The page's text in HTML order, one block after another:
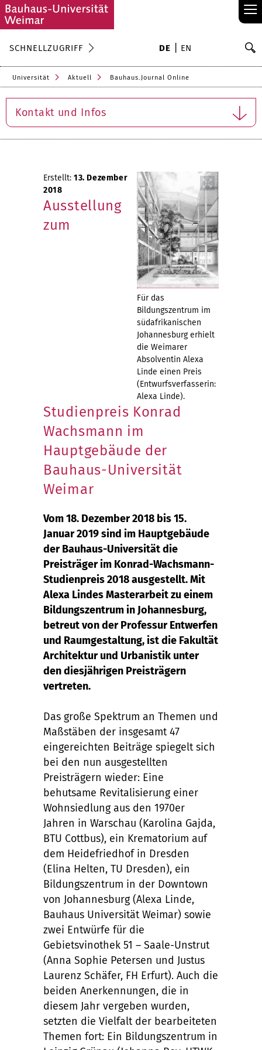
≡
SCHNELLZUGRIFF DE EN
Universität Aktuell Bauhaus.Journal Online
Kontakt und Infos
Für das
Bildungszentrum im
südafrikanischen
Johannesburg erhielt
die Weimarer
Absolventin Alexa
Linde einen Preis
(Entwurfsverfasserin:
Alexa Linde).
Erstellt: 13. Dezember
2018
Ausstellung
zum
Studienpreis Konrad
Wachsmann im
Hauptgebäude der
Bauhaus-Universität
Weimar
Vom 18. Dezember 2018 bis 15.
Januar 2019 sind im Hauptgebäude
der Bauhaus-Universität die
Preisträger im Konrad-Wachsmann-
Studienpreis 2018 ausgestellt. Mit
Alexa Lindes Masterarbeit zu einem
Bildungszentrum in Johannesburg,
betreut von der Professur Entwerfen
und Raumgestaltung, ist die Fakultät
Architektur und Urbanistik unter
den diesjährigen Preisträgern
vertreten.
Das große Spektrum an Themen und
Maßstäben der insgesamt 47
eingereichten Beiträge spiegelt sich
bei den nun ausgestellten
Preisträgern wieder: Eine
behutsame Revitalisierung einer
Wohnsiedlung aus den 1970er
Jahren in Warschau (Karolina Gajda,
BTU Cottbus), ein Krematorium auf
dem Heidefriedhof in Dresden
(Elina Helten, TU Dresden), ein
Bildungszentrum in der Downtown
von Johannesburg (Alexa Linde,
Bauhaus Universität Weimar) sowie
zwei Entwürfe für die
Gebietsvinothek 51 – Saale-Unstrut
(Anna Sophie Petersen und Justus
Laurenz Schäfer, FH Erfurt). Auch die
beiden Anerkennungen, die in
diesem Jahr vergeben wurden,
setzten die Vielfalt der bearbeiteten
Themen fort: Ein Bildungszentrum in